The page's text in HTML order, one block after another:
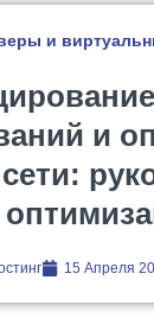
и
и
15 Апреля